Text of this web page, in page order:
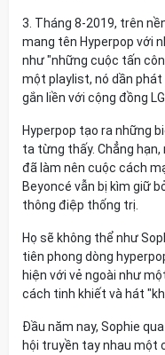
3. Tháng 8-2019, trên
mang tên Hyperpop với
như "những cuộc tấn
một playlist, nó dần
gắn liền với cộng đồng
Hyperpop tạo ra những
ta từng thấy. Chẳng
đã làm nên cuộc cách
Beyoncé vẫn bị kìm giữ
thông điệp thống trị.
Họ sẽ không thể như
tiên phong dòng
hiện với vẻ ngoài như
cách tinh khiết và hát
Đầu năm nay, Sophie
hội truyền tay nhau một